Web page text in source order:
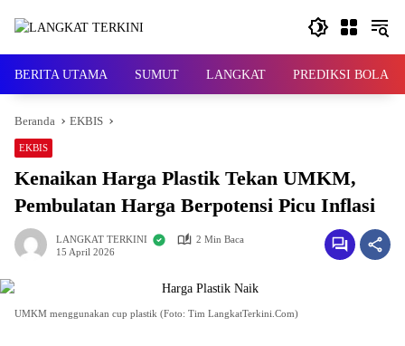
BERITA UTAMA SUMUT LANGKAT PREDIKSI BOLA
Beranda EKBIS
EKBIS
Kenaikan Harga Plastik Tekan UMKM,
Pembulatan Harga Berpotensi Picu Inflasi
LANGKAT TERKINI
2 Min Baca
15 April 2026
UMKM menggunakan cup plastik (Foto: Tim LangkatTerkini.Com)